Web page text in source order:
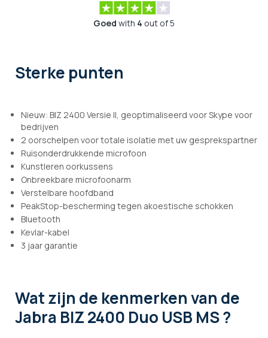
Goed with 4 out of 5
Sterke punten
Nieuw: BIZ 2400 Versie II, geoptimaliseerd voor Skype voor
bedrijven
2 oorschelpen voor totale isolatie met uw gesprekspartner
Ruisonderdrukkende microfoon
Kunstleren oorkussens
Onbreekbare microfoonarm
Verstelbare hoofdband
PeakStop-bescherming tegen akoestische schokken
Bluetooth
Kevlar-kabel
3 jaar garantie
Wat zijn de kenmerkenvan de
Jabra BIZ 2400 Duo USB MS ?